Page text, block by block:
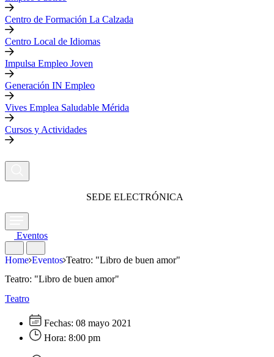
Centro de Formación La Calzada
Centro Local de Idiomas
Impulsa Empleo Joven
Generación IN Empleo
Vives Emplea Saludable Mérida
Cursos y Actividades
SEDE ELECTRÓNICA
Eventos
Home Eventos Teatro: "Libro de buen amor"
Teatro: "Libro de buen amor"
Teatro
Fechas: 08 mayo 2021
Hora: 8:00 pm